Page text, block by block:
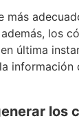
más
los
última
información
los